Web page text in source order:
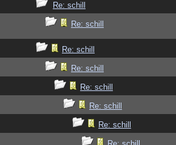
Re: schill
Re: schill
Re: schill
Re: schill
Re: schill
Re: schill
Re: schill